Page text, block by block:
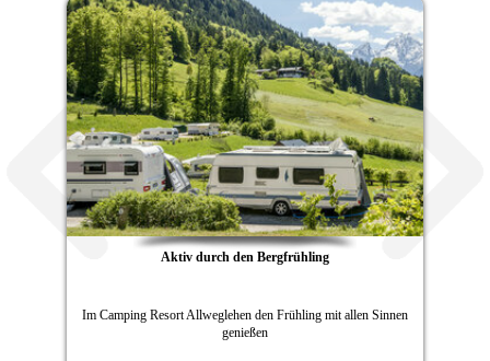
Aktiv durch den Bergfrühling
Im Camping Resort Allweglehen den Frühling mit allen Sinnen
genießen